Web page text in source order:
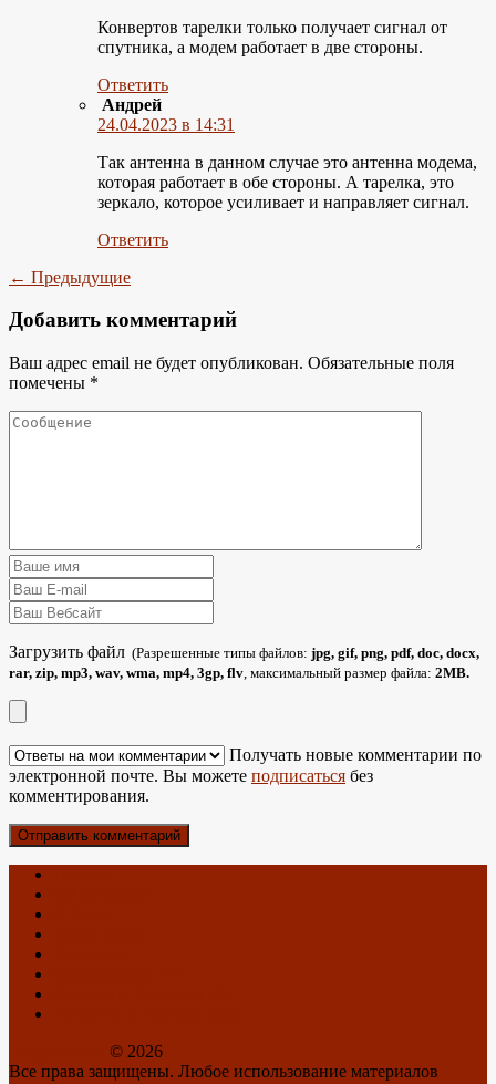
Конвертов тарелки только получает сигнал от
спутника, а модем работает в две стороны.
Ответить
Андрей
24.04.2023 в 14:31
Так антенна в данном случае это антенна модема,
которая работает в обе стороны. А тарелка, это
зеркало, которое усиливает и направляет сигнал.
Ответить
← Предыдущие
Добавить комментарий
Ваш адрес email не будет опубликован. Обязательные поля
помечены *
Загрузить файл (Разрешенные типы файлов: jpg, gif, png, pdf, doc, docx,
rar, zip, mp3, wav, wma, mp4, 3gp, flv, максимальный размер файла: 2MB.
Получать новые комментарии по
электронной почте. Вы можете подписаться без
комментирования.
© 2026
Все права защищены. Любое использование материалов